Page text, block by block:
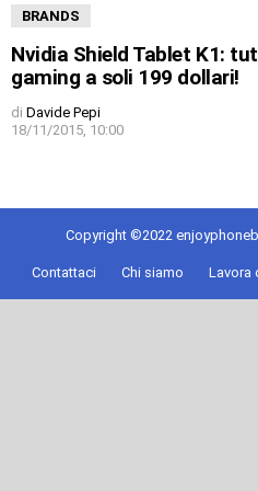
BRANDS
Nvidia Shield Tablet K1:
gaming a soli 199 dollari!
di Davide Pepi
18/11/2015, 10:00
Copyright ©2022
Contattaci Chi siamo Lavora